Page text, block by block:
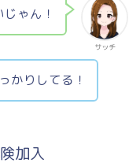
サッチ
ゃん！
かりしてる！
加入